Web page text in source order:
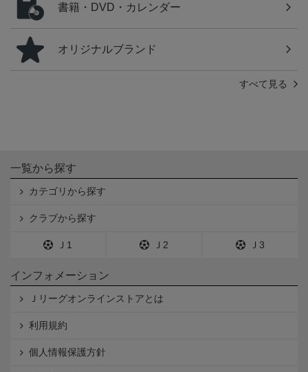
書籍・DVD・カレンダー
オリジナルブランド
すべて見る
一覧から探す
カテゴリから探す
クラブから探す
Ｊ1 Ｊ2 Ｊ3
インフォメーション
Ｊリーグオンラインストアとは
利用規約
個人情報保護方針